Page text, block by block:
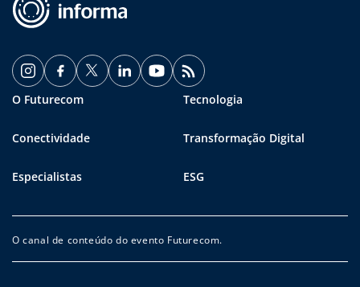
O Futurecom Tecnologia
Conectividade Transformação Digital
Especialistas ESG
O canal de conteúdo do evento Futurecom.